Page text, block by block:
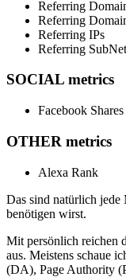
Referring
Referring
Referring IPs
Referring
SOCIAL metrics
Facebook Shares
OTHER metrics
Alexa Rank
Das sind natürlich
benötigen wirst.
Mit persönlich reichen
aus. Meistens schaue
(DA), Page Authority